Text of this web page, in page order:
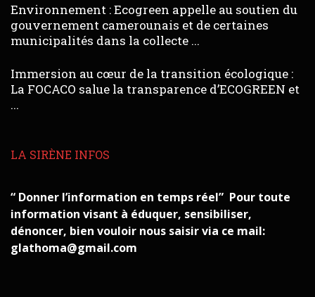
Environnement : Ecogreen appelle au soutien du
gouvernement camerounais et de certaines
municipalités dans la collecte ...
Immersion au cœur de la transition écologique :
La FOCACO salue la transparence d’ECOGREEN et
...
LA SIRÈNE INFOS
“ Donner l’information en temps réel” Pour toute
information visant à éduquer, sensibiliser,
dénoncer, bien vouloir nous saisir via ce mail:
glathoma@gmail.com